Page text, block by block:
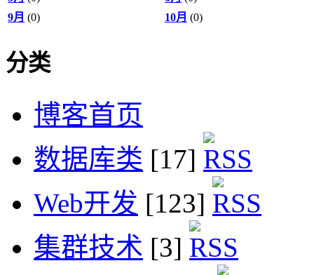
9月 (0) 10月 (0)
分类
博客首页
数据库类 [17]
Web开发 [123]
集群技术 [3]